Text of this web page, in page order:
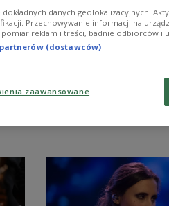
dokładnych danych geolokalizacyjnych.
Przechowywanie informacji na
reklam i treści, badnie odbiorców i
(dostawców)
zaawansowane